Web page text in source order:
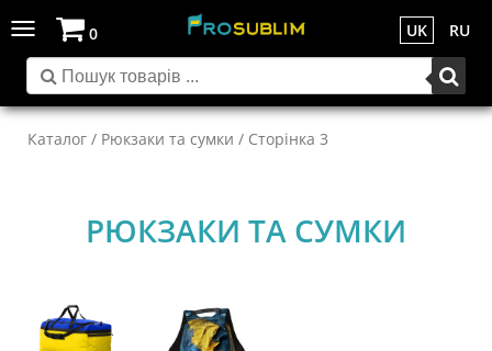
Toggle
navigation
UK RU
0
Каталог / Рюкзаки та сумки / Сторінка 3
РЮКЗАКИ ТА СУМКИ